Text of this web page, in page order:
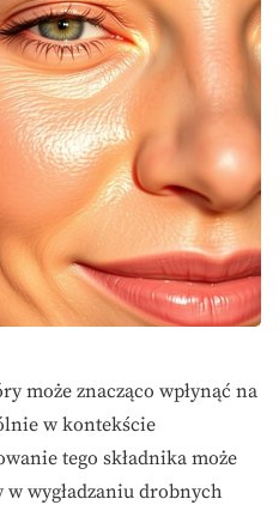
może znacząco wpłynąć na
w kontekście
tego składnika może
wygładzaniu drobnych